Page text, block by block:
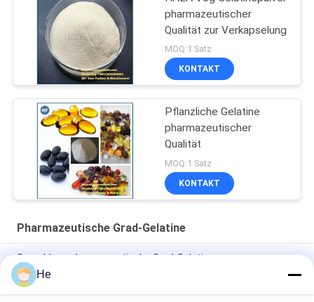
pharmazeutischer
Qualität zur Verkapselung
MOQ:1 Satz
KONTAKT
Pflanzliche Gelatine
pharmazeutischer
Qualität
MOQ:1 Satz
KONTAKT
Pharmazeutische Grad-Gelatine
Geruchlose pharmazeutische Grad-Gelatine
Halal/harte Gelatinekapsel der
Nahrungsmittelpharmazeutischer Grad-Gemüsegelatine
He